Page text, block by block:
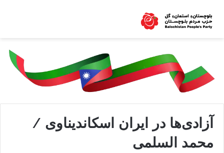
آزادی‌ها در ایران اسکاندیناوی /
محمد السلمی